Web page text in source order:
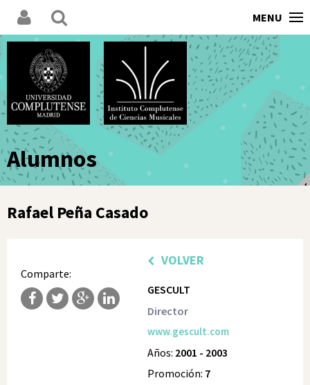
MENU
Alumnos
Rafael Peña Casado
Comparte:
VOLVER
GESCULT
Director
www.gescult.com
Años: 2001 - 2003
Promoción: 7